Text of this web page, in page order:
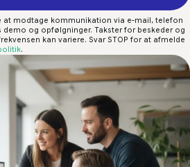
at modtage kommunikation via e-mail, telefon
demo og opfølgninger. Takster for beskeder og
kan variere. Svar STOP for at afmelde
.